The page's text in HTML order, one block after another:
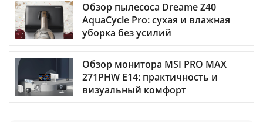
Обзор пылесоса Dreame Z40
AquaCycle Pro: сухая и влажная
уборка без усилий
Обзор монитора MSI PRO MAX
271PHW E14: практичность и
визуальный комфорт